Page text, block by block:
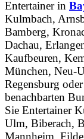
Entertainer in
Kulmbach,
Bamberg,
Dachau,
Kaufbeuren,
München, Neu-
Regensburg
benachbarten
Sie Entertainer
Ulm, Biberach,
Mannheim,